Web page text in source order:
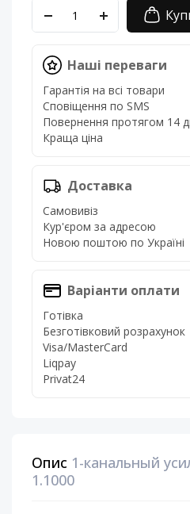
Наші переваги
Гарантія на всі товари
Сповіщення по SMS
Повернення протягом 14
Краща ціна
Доставка
Самовивіз
Кур'єром за адресою
Новою поштою по Україні
Варіанти оплати
Готівка
Безготівковий розрахунок
Visa/MasterCard
Liqpay
Privat24
Опис 1-канальный
1.1000